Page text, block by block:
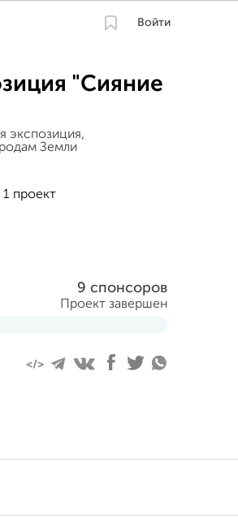
Войти
"Сияние
экспозиция,
Земли
1 проект
9 спонсоров
Проект завершен